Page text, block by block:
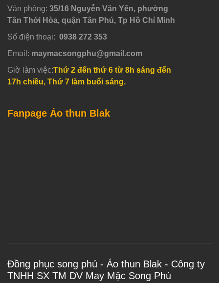
Văn phòng: 35/16 Nguyễn Văn Yến, phường
Tân Thới Hòa, quận Tân Phú, Tp Hồ Chí Minh
Số điện thoại: 0938 272 353
Email: maymacsongphu@gmail.com
Giờ làm việc:Thứ 2 đến thứ 6 từ 8h sáng đến
17h chiều, Thứ 7 làm buổi sáng.
Fanpage Áo thun Blak
Đồng phục song phú - Áo thun Blak - Công ty
TNHH SX TM DV May Mặc Song Phú